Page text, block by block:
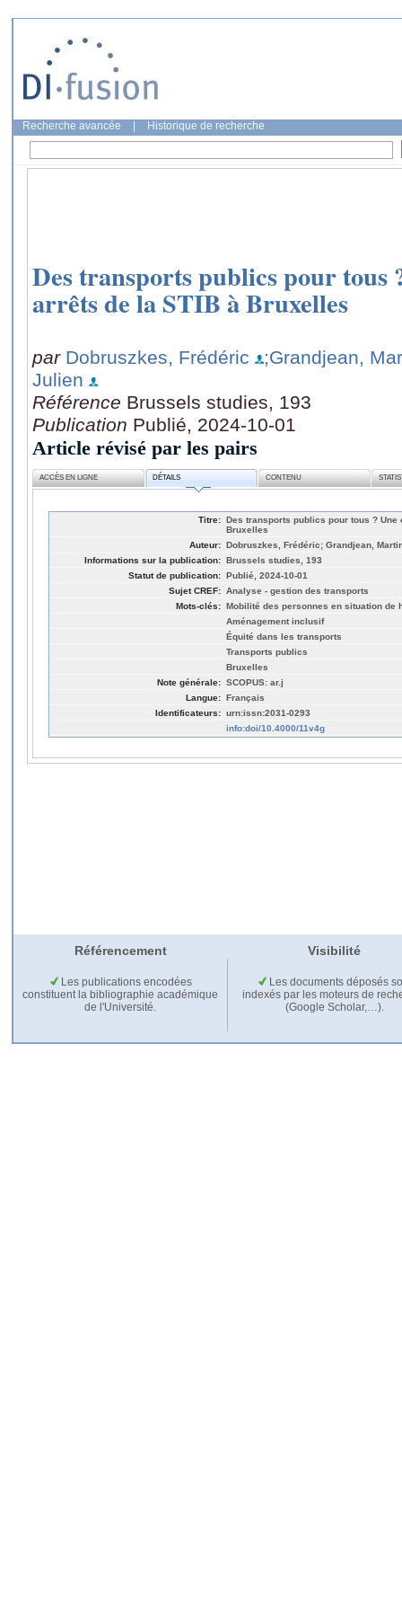
Recherche avancée Historique de recherche
Des transports publics pour tous
arrêts de la STIB à Bruxelles
par Dobruszkes, Frédéric
;Grandjean,
Julien
Référence Brussels studies, 193
Publication Publié, 2024-10-01
Article révisé par les pairs
ACCÈS EN LIGNE DÉTAILS CONTENU
Titre: Des transports publics pour tous ?
Bruxelles
Auteur: Dobruszkes, Frédéric; Grandjean,
Informations sur la publication: Brussels studies, 193
Statut de publication: Publié, 2024-10-01
Sujet CREF: Analyse - gestion des transports
Mots-clés: Mobilité des personnes en situation de
Aménagement inclusif
Équité dans les transports
Transports publics
Bruxelles
Note générale: SCOPUS: ar.j
Langue: Français
Identificateurs: urn:issn:2031-0293
info:doi/10.4000/11v4g
Référencement Visibilité
Les publications encodées
constituent la bibliographie académique
de l'Université.
Les documents déposés
indexés par les moteurs de
(Google Scholar,…).